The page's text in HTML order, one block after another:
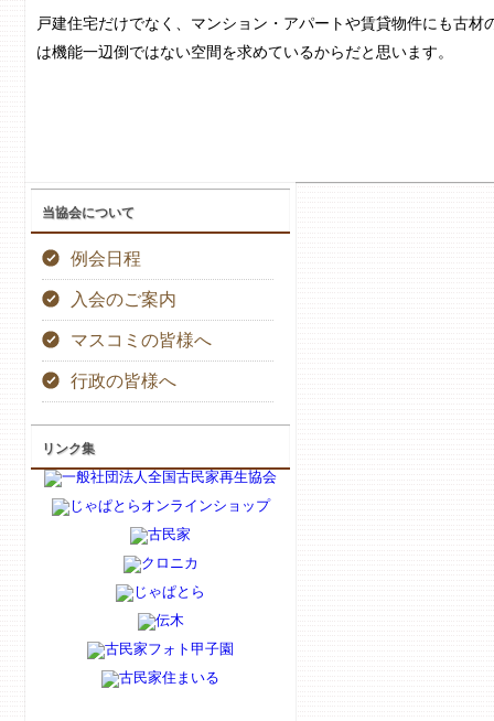
戸建住宅だけでなく、マンション・アパートや賃貸物件にも古材
は機能一辺倒ではない空間を求めているからだと思います。
当協会について
例会日程
入会のご案内
マスコミの皆様へ
行政の皆様へ
リンク集